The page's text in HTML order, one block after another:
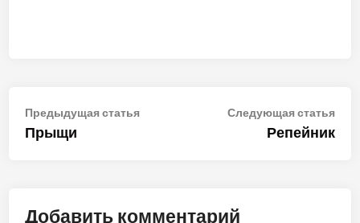
Навигация
по
Предыдущая статьяПредыдущая
Прыщи
Следующая статья
Репейник
Добавить комментарий